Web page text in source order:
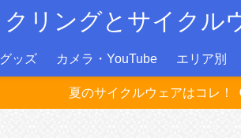
リングとサイクル
ッズ カメラ・YouTube エリア別
夏のサイクルウェアはコレ！